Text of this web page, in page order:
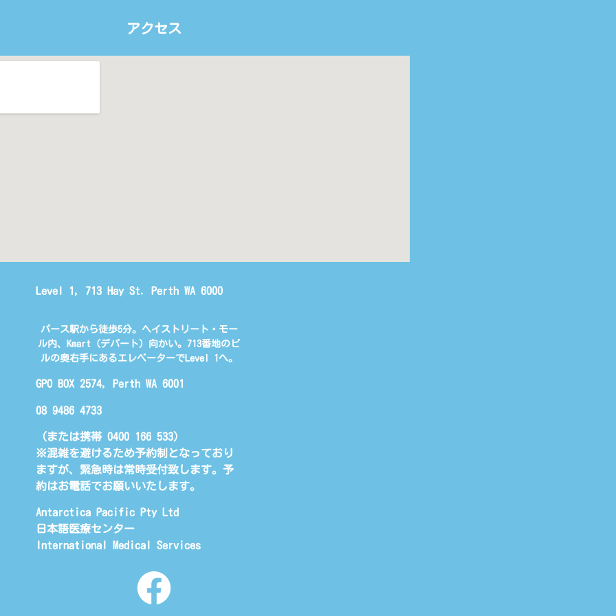
アクセス
Level 1, 713 Hay St. Perth WA 6000
パース駅から徒歩5分。ヘイストリート・モー
ル内、Kmart（デパート）向かい。713番地のビ
ルの奥右手にあるエレベーターでLevel 1へ。
GPO BOX 2574, Perth WA 6001
08 9486 4733
（または携帯 0400 166 533)
※混雑を避けるため予約制となっており
ますが、緊急時は常時受付致します。予
約はお電話でお願いいたします。
Antarctica Pacific Pty Ltd
日本語医療センター
International Medical Services